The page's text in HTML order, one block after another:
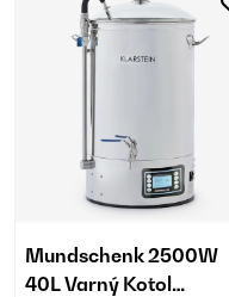
Mundschenk 2500W
40L Varný Kotol